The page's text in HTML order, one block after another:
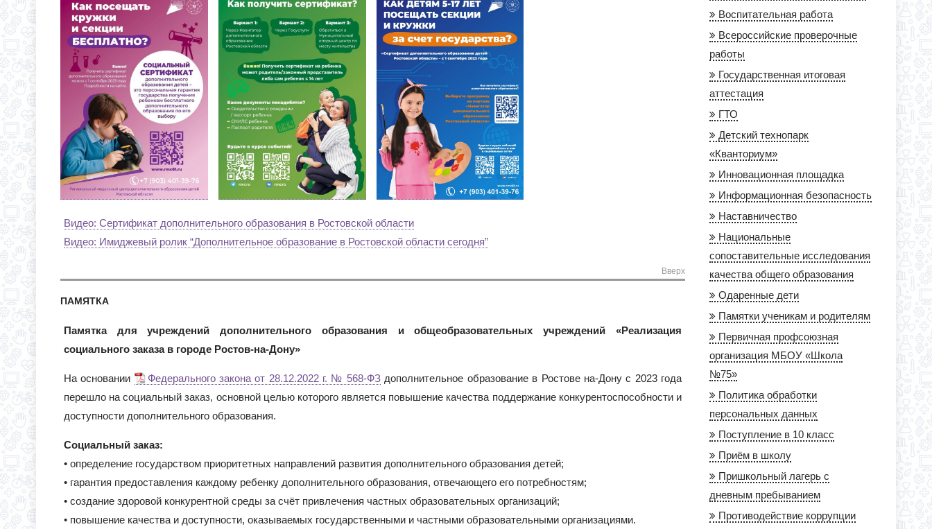
Видео: Сертификат дополнительного образования в Ростовской области
Видео: Имиджевый ролик “Дополнительное образование в Ростовской области сегодня”
Вверх
ПАМЯТКА
Памятка для учреждений дополнительного образования и общеобразовательных учреждений «Реализация
социального заказа в городе Ростов-на-Дону»
На основании Федерального закона от 28.12.2022 г. № 568-ФЗ дополнительное образование в Ростове на-Дону с 2023 года
перешло на социальный заказ, основной целью которого является повышение качества поддержание конкурентоспособности и
доступности дополнительного образования.
Социальный заказ:
• определение государством приоритетных направлений развития дополнительного образования детей;
• гарантия предоставления каждому ребенку дополнительного образования, отвечающего его потребностям;
• создание здоровой конкурентной среды за счёт привлечения частных образовательных организаций;
• повышение качества и доступности, оказываемых государственными и частными образовательными организациями.
Воспитательная работа
Всероссийские проверочные
работы
Государственная итоговая
аттестация
ГТО
Детский технопарк
«Кванториум»
Инновационная площадка
Информационная безопасность
Наставничество
Национальные
сопоставительные исследования
качества общего образования
Одаренные дети
Памятки ученикам и родителям
Первичная профсоюзная
организация МБОУ «Школа
№75»
Политика обработки
персональных данных
Поступление в 10 класс
Приём в школу
Пришкольный лагерь с
дневным пребыванием
Противодействие коррупции